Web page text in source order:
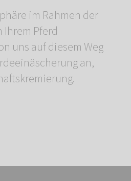
im Rahmen der
Pferd
uns auf diesem Weg
an,